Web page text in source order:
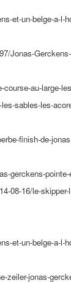
et-un-belge-a-l-
Jonas-Gerckens-
course-au-large-
sables-les-
finish-de-
gerckens-
08-16/le-skipper-
et-un-belge-a-l-
zeiler-jonas-